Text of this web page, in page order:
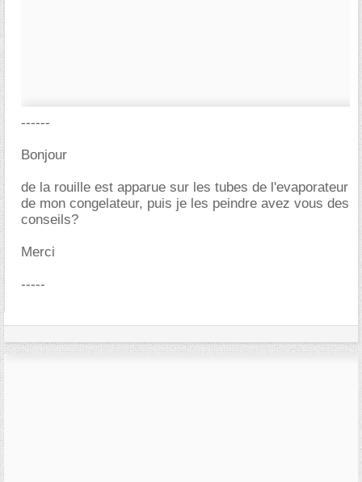
------
Bonjour
de la rouille est apparue sur les tubes de l'evaporateur
de mon congelateur, puis je les peindre avez vous des
conseils?
Merci
-----